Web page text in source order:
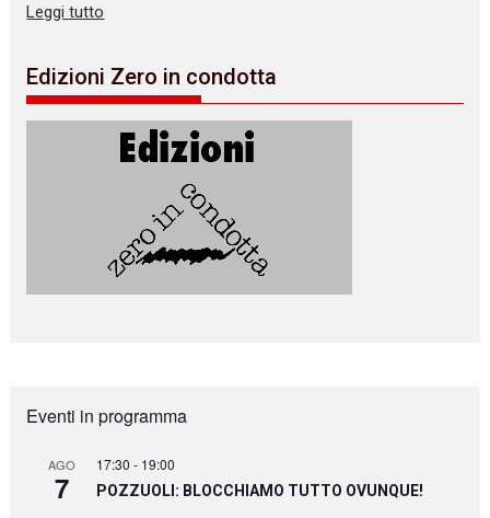
Leggi tutto
Edizioni Zero in condotta
Eventi in programma
AGO
7
17:30 - 19:00
POZZUOLI: BLOCCHIAMO TUTTO OVUNQUE!